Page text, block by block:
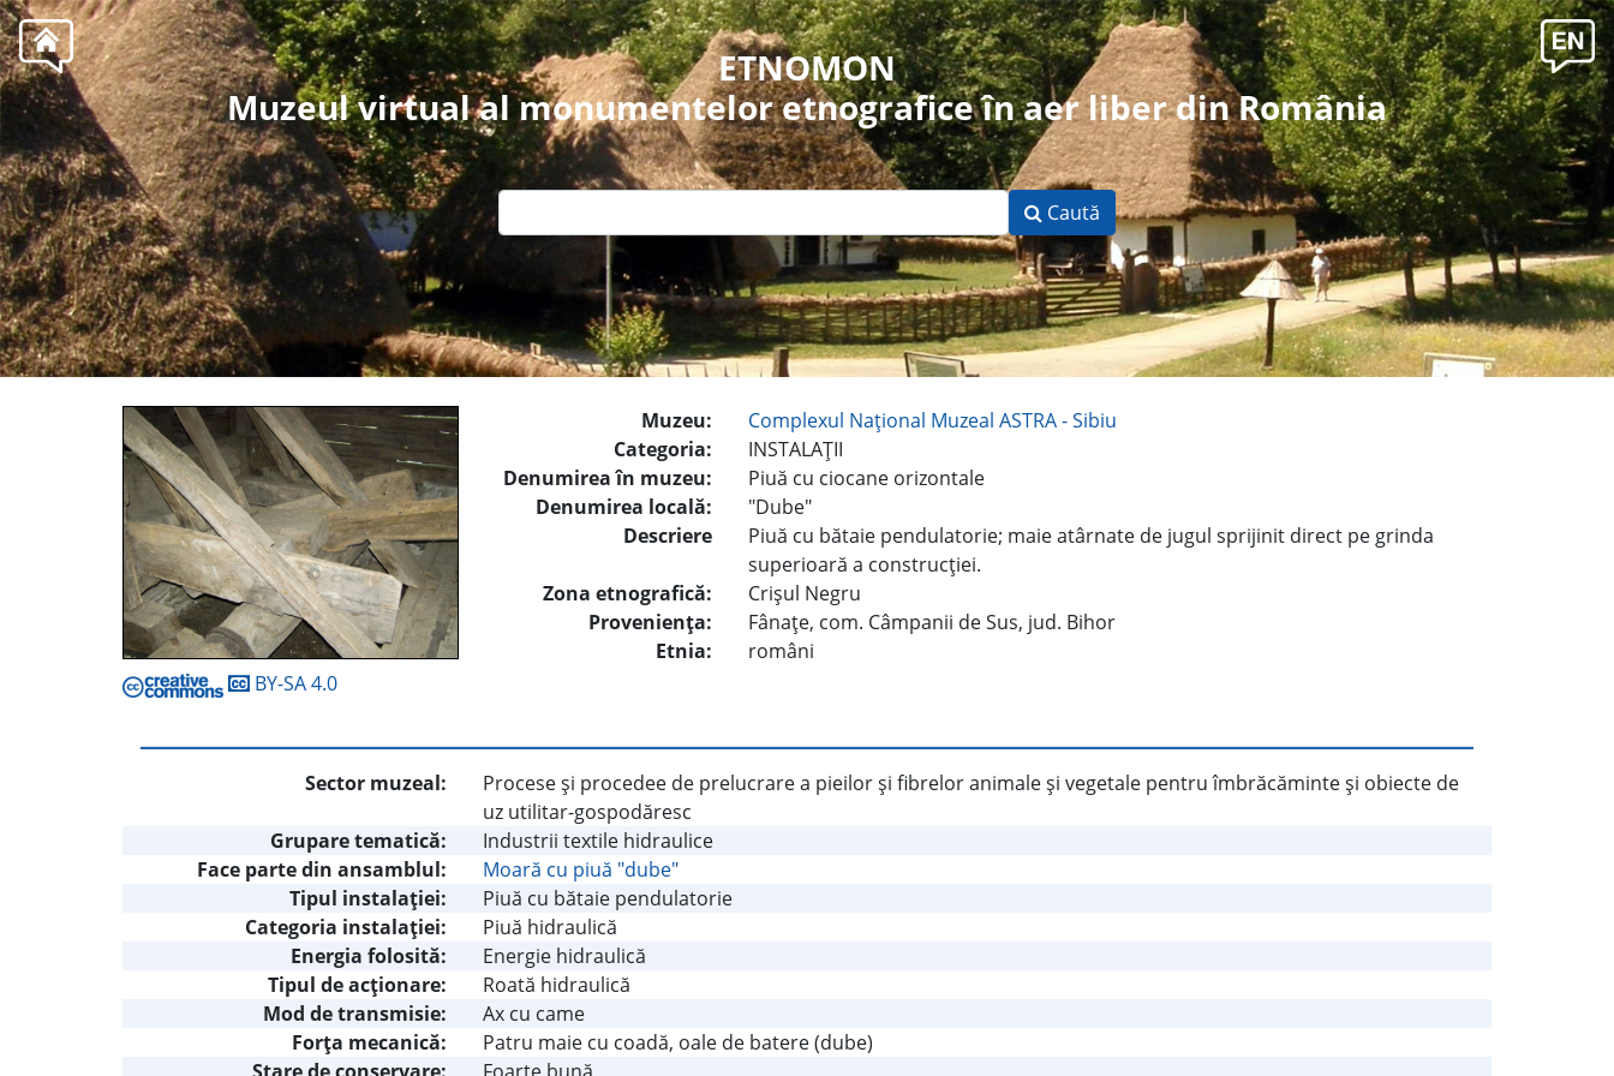
ETNOMON
Muzeul virtual al monumentelor etnografice în aer liber din România
Caută
BY-SA 4.0
Muzeu:
Complexul Naţional Muzeal ASTRA - Sibiu
Categoria:
INSTALAŢII
Denumirea în muzeu:
Piuă cu ciocane orizontale
Denumirea locală:
"Dube"
Descriere
Piuă cu bătaie pendulatorie; maie atârnate de jugul sprijinit direct pe grinda
superioară a construcţiei.
Zona etnografică:
Crişul Negru
Provenienţa:
Fânaţe, com. Câmpanii de Sus, jud. Bihor
Etnia:
români
Sector muzeal:
Procese şi procedee de prelucrare a pieilor şi fibrelor animale şi vegetale pentru îmbrăcăminte şi obiecte de
uz utilitar-gospodăresc
Grupare tematică:
Industrii textile hidraulice
Face parte din ansamblul:
Moară cu piuă "dube"
Tipul instalaţiei:
Piuă cu bătaie pendulatorie
Categoria instalaţiei:
Piuă hidraulică
Energia folosită:
Energie hidraulică
Tipul de acţionare:
Roată hidraulică
Mod de transmisie:
Ax cu came
Forţa mecanică:
Patru maie cu coadă, oale de batere (dube)